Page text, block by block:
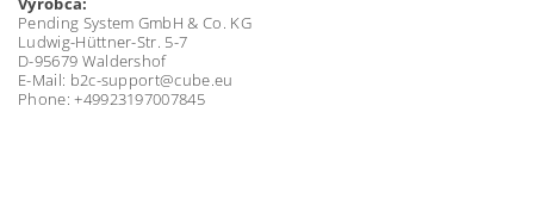
Pending System GmbH & Co. KG
Ludwig-Hüttner-Str. 5-7
D-95679 Waldershof
E-Mail: b2c-support@cube.eu
Phone: +49923197007845